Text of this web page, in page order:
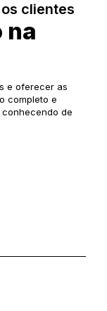
clientes
na
e oferecer as
completo e
de